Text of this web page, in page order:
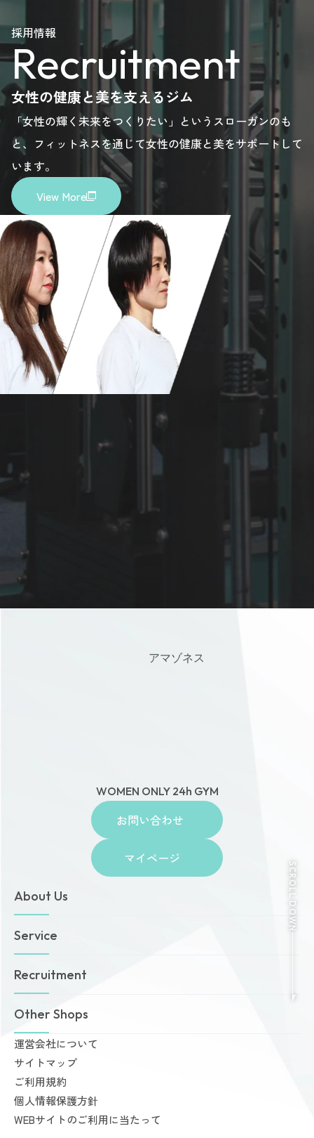
please
here.
please
here.
please
here.
採用情報
Recruitment
女性の健康と美を支えるジム
「女性の輝く未来をつくりたい」というスローガンのも
と、フィットネスを通じて女性の健康と美をサポートして
います。
View More
アマゾネス
WOMEN ONLY 24h GYM
お問い合わせ
マイページ
About Us
お知らせ
店舗一覧
ご予約から無料体験・見学までの流れ
料金案内
入会手続きのご案内
お支払いについて
よくあるご質問
会員様からいただいた声
Service
Amazonesのパーソナルトレーニング
AI姿勢診断・改善
Recruitment
Other Shops
完全個室PRIVATE GYM Highness
24時間ジム Amazones & Hercules
AMAZONES ONLINE SHOP
運営会社について
サイトマップ
ご利用規約
個人情報保護方針
WEBサイトのご利用に当たって
SCROLL DOWN